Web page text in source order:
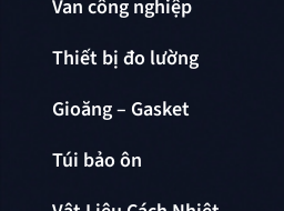
Van công nghiệp
Thiết bị đo lường
Gioăng – Gasket
Túi bảo ôn